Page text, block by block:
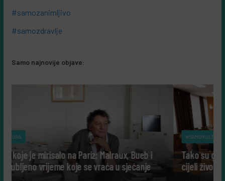
#samozanimljivo
#samozdravlje
Samo najnovije objave:
Bueb i
sjećanje
#SAMOKULTURA
Tako su govorili: Šta nam danas govore ljudi
cijeli život posvetili nauci?